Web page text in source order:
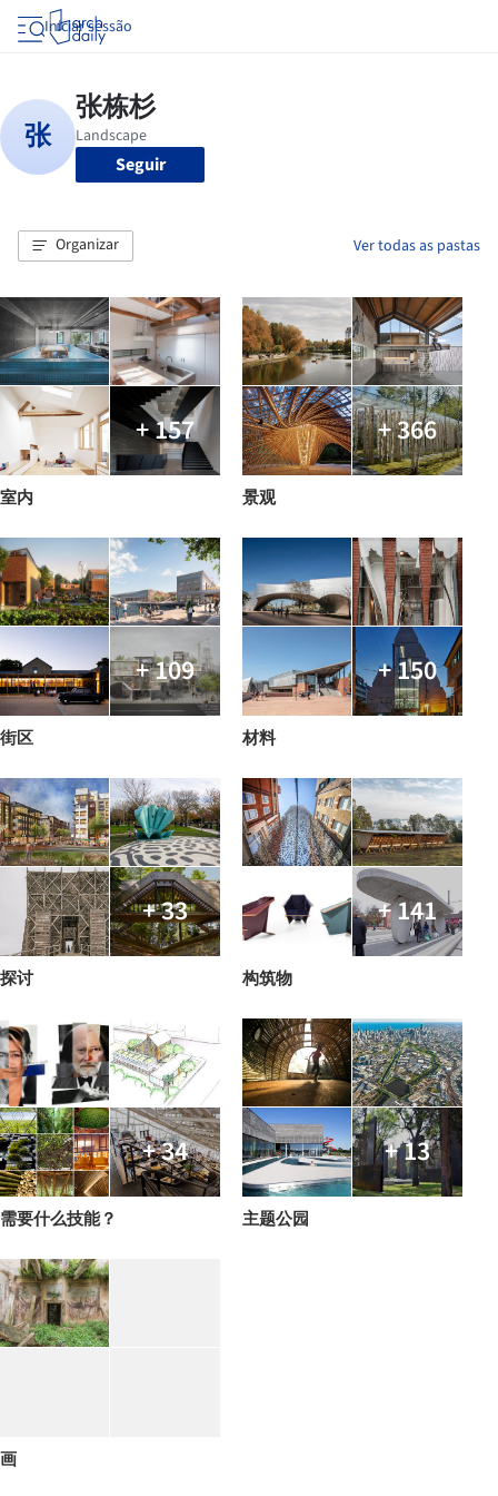
Iniciar sessão
Seguir
Organizar Ver todas as pastas
+ 157
室内
+ 366
景观
+ 109
街区
+ 150
材料
+ 33
探讨
+ 141
构筑物
+ 34
需要什么技能？
+ 13
主题公园
画